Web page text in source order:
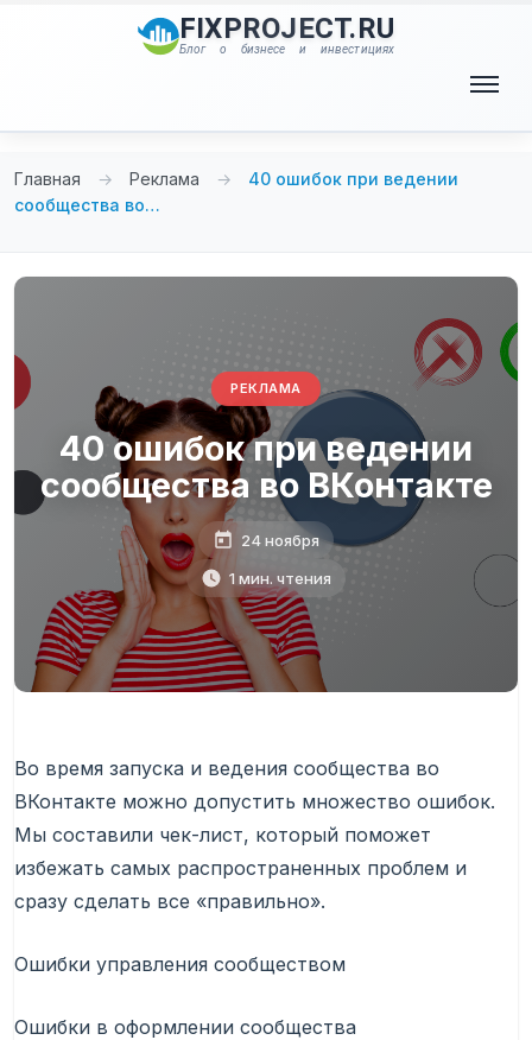
FIXPROJECT.RU
Блог о бизнесе и инвестициях
Главная → Реклама →
40 ошибок при ведении
сообщества во…
РЕКЛАМА
40 ошибок при ведении
сообщества во ВКонтакте
24 ноября
1 мин. чтения
Во время запуска и ведения сообщества во
ВКонтакте можно допустить множество ошибок.
Мы составили чек-лист, который поможет
избежать самых распространенных проблем и
сразу сделать все «правильно».
Ошибки управления сообществом
Ошибки в оформлении сообщества